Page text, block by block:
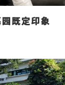
既定印象